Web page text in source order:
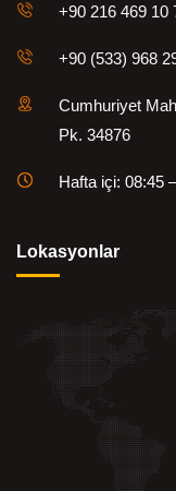
+90 216 469 10
+90 (533) 968
Cumhuriyet
Pk. 34876
Hafta içi: 08:45
Lokasyonlar